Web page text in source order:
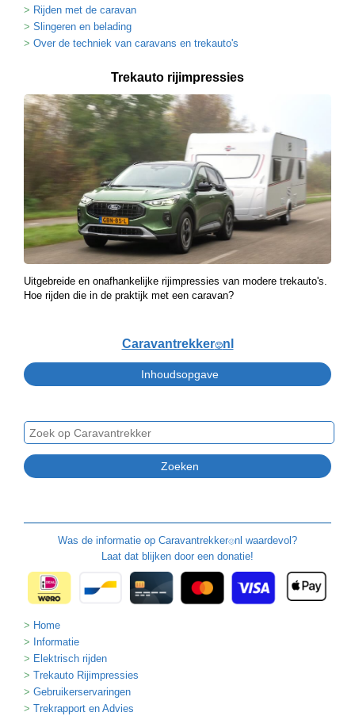
Rijden met de caravan
Slingeren en belading
Over de techniek van caravans en trekauto's
Trekauto rijimpressies
Uitgebreide en onafhankelijke rijimpressies van modere trekauto's.
Hoe rijden die in de praktijk met een caravan?
Caravantrekker🙂nl
Was de informatie op Caravantrekker🙂nl waardevol?
Laat dat blijken door een donatie!
Home
Informatie
Elektrisch rijden
Trekauto Rijimpressies
Gebruikerservaringen
Trekrapport en Advies